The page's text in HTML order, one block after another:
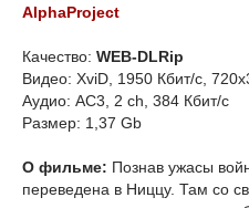
AlphaProject
Качество: WEB-DLRip
Видео: XviD, 1950 Кбит/с,
Аудио: AC3, 2 ch, 384 Кбит/с
Размер: 1,37 Gb
О фильме: Познав ужасы
переведена в Ниццу. Там со